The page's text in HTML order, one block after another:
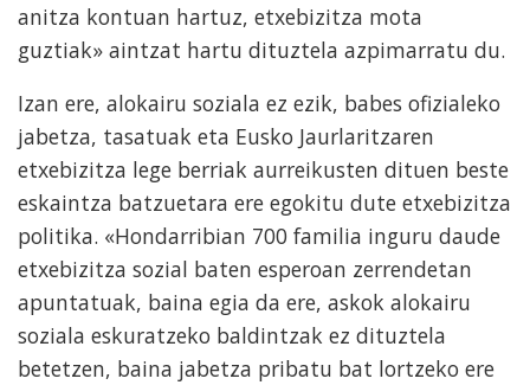
anitza kontuan hartuz, etxebizitza mota
guztiak» aintzat hartu dituztela azpimarratu du.
Izan ere, alokairu soziala ez ezik, babes ofizialeko
jabetza, tasatuak eta Eusko Jaurlaritzaren
etxebizitza lege berriak aurreikusten dituen beste
eskaintza batzuetara ere egokitu dute etxebizitza
politika. «Hondarribian 700 familia inguru daude
etxebizitza sozial baten esperoan zerrendetan
apuntatuak, baina egia da ere, askok alokairu
soziala eskuratzeko baldintzak ez dituztela
betetzen, baina jabetza pribatu bat lortzeko ere